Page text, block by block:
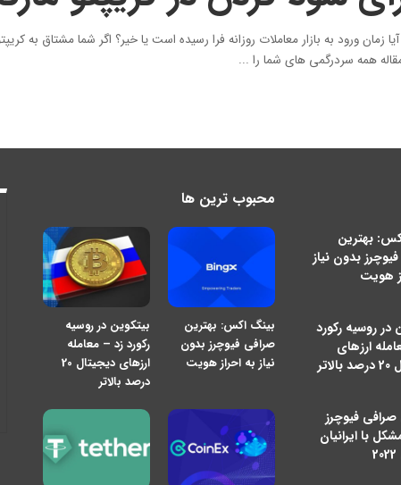
زمان ورود به بازار معاملات روزانه فرا رسیده است یا خیر؟ اگر شما مشتاق به
همه سردرگمی های شما را ...
بهترین
بدون نیاز
هویت
در روسیه رکورد
ارزهای
صرافی فیوچرز
با ایرانیان
محبوب ترین ها
بینگ اکس: بهترین
صرافی فیوچرز بدون
نیاز به احراز هویت
بیتکوین در روسیه
رکورد زد – معامله
ارزهای دیجیتال 20
درصد بالاتر